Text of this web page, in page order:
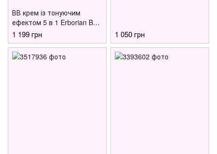
ВВ крем із тонуючим
ефектом 5 в 1 Erborian BB
Cream DORE SPF20, 15 мл
1 199 грн 1 050 грн